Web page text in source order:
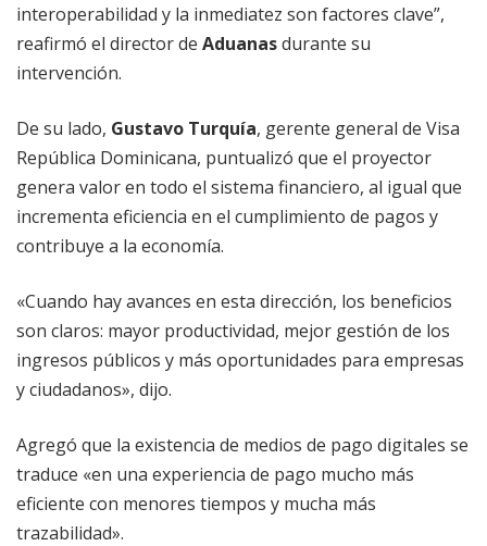
interoperabilidad y la inmediatez son factores clave”,
reafirmó el director de Aduanasdurante su
intervención.
De su lado, Gustavo Turquía, gerente general de Visa
República Dominicana, puntualizó que el proyector
genera valor en todo el sistema financiero, al igual que
incrementa eficiencia en el cumplimiento de pagos y
contribuye a la economía.
«Cuando hay avances en esta dirección, los beneficios
son claros: mayor productividad, mejor gestión de los
ingresos públicos y más oportunidades para empresas
y ciudadanos», dijo.
Agregó que la existencia de medios de pago digitales se
traduce «en una experiencia de pago mucho más
eficiente con menores tiempos y mucha más
trazabilidad».